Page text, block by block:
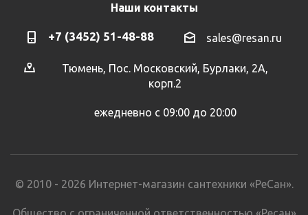
Наши контакты
+7 (3452) 51-48-88 sales@resan.ru
Тюмень, Пос. Московский, Бурлаки, 2А,
корп.2
ежедневно с 09:00 до 20:00
© 2010 - 2026 Интернет-магазин сантехники «РеСан».